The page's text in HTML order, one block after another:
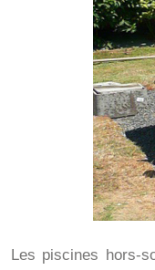
Les piscines hors-